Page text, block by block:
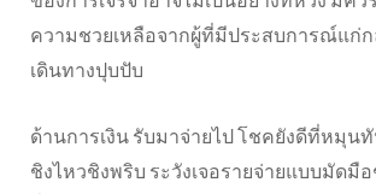
ความชวยเหลือจากผู้ที่มีประสบการณ์แก่
เดินทางปุบปับ
ด้านการเงิน รับมาจ่ายไป โชคยังดีที่หมุน
ชิงไหวชิงพริบ ระวังเจอรายจ่ายแบบมัดมื